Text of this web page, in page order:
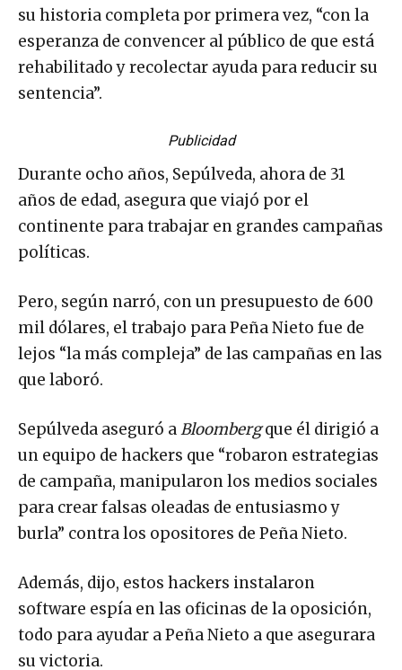
su historia completa por primera vez, “con la
esperanza de convencer al público de que está
rehabilitado y recolectar ayuda para reducir su
sentencia”.
Publicidad
Durante ocho años, Sepúlveda, ahora de 31
años de edad, asegura que viajó por el
continente para trabajar en grandes campañas
políticas.
Pero, según narró, con un presupuesto de 600
mil dólares, el trabajo para Peña Nieto fue de
lejos “la más compleja” de las campañas en las
que laboró.
Sepúlveda aseguró aBloombergque él dirigió a
un equipo de hackers que “robaron estrategias
de campaña, manipularon los medios sociales
para crear falsas oleadas de entusiasmo y
burla” contra los opositores de Peña Nieto.
Además, dijo, estos hackers instalaron
software espía en las oficinas de la oposición,
todo para ayudar a Peña Nieto a que asegurara
su victoria.